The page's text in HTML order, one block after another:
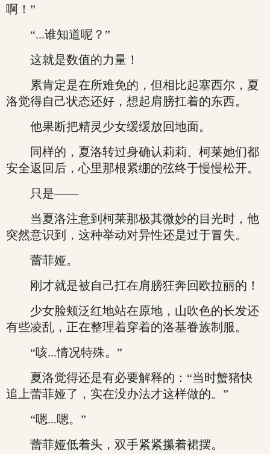
啊！”
“...谁知道呢？”
这就是数值的力量！
累肯定是在所难免的，但相比起塞西尔，夏
洛觉得自己状态还好，想起肩膀扛着的东西。
他果断把精灵少女缓缓放回地面。
同样的，夏洛转过身确认莉莉、柯莱她们都
安全返回后，心里那根紧绷的弦终于慢慢松开。
只是——
当夏洛注意到柯莱那极其微妙的目光时，他
突然意识到，这种举动对异性还是过于冒失。
蕾菲娅。
刚才就是被自己扛在肩膀狂奔回欧拉丽的！
少女脸颊泛红地站在原地，山吹色的长发还
有些凌乱，正在整理着穿着的洛基眷族制服。
“咳...情况特殊。”
夏洛觉得还是有必要解释的：“当时蟹猪快
追上蕾菲娅了，实在没办法才这样做的。”
“嗯...嗯。”
蕾菲娅低着头，双手紧紧攥着裙摆。